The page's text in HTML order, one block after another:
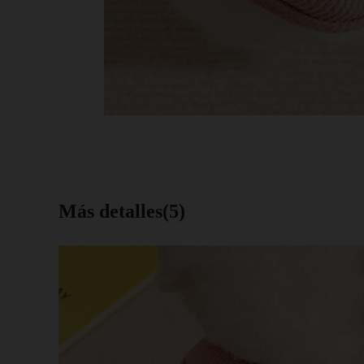
Más detalles(5)